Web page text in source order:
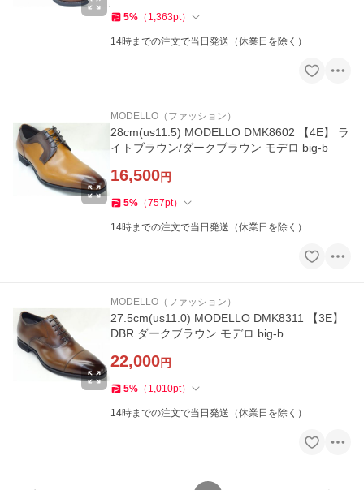
5% （ 1,363pt）
14時までの注文で当日発送（休業日を除く）
MODELLO（ファッション）
28cm(us11.5) MODELLO DMK8602 【4E】 ラ
イトブラウン/ダークブラウン モデロ big-b
16,500円
5% （757pt）
14時までの注文で当日発送（休業日を除く）
MODELLO（ファッション）
27.5cm(us11.0) MODELLO DMK8311 【3E】
DBR ダークブラウン モデロ big-b
22,000円
5% （ 1,010pt）
14時までの注文で当日発送（休業日を除く）